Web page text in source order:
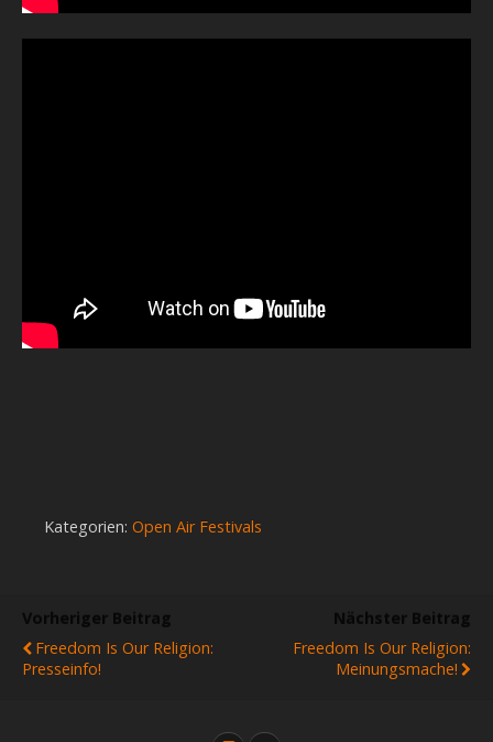
Kategorien: Open Air Festivals
Vorheriger Beitrag
Freedom Is Our Religion:
Presseinfo!
Nächster Beitrag
Freedom Is Our Religion:
Meinungsmache!